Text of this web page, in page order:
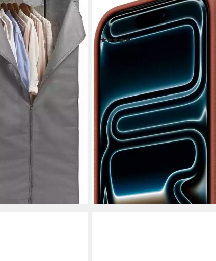
Reißverschluss
Werktagen bei dir
Smartphone-Hülle iPhone 17 Pro
Funktionsgewebe Case mit MagSafe
16,0 cm (6,3 Zoll)
(12)
55,99 €
-19%
lieferbar - in 1-2 Werktagen bei dir